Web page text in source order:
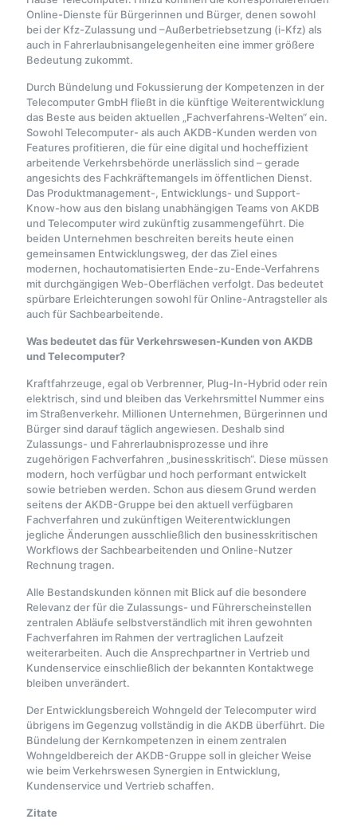
Online-Dienste für Bürgerinnen und Bürger, denen sowohl
bei der Kfz-Zulassung und –Außerbetriebsetzung (i-Kfz) als
auch in Fahrerlaubnisangelegenheiten eine immer größere
Bedeutung zukommt.
Durch Bündelung und Fokussierung der Kompetenzen in der
Telecomputer GmbH fließt in die künftige Weiterentwicklung
das Beste aus beiden aktuellen „Fachverfahrens-Welten“ ein.
Sowohl Telecomputer- als auch AKDB-Kunden werden von
Features profitieren, die für eine digital und hocheffizient
arbeitende Verkehrsbehörde unerlässlich sind – gerade
angesichts des Fachkräftemangels im öffentlichen Dienst.
Das Produktmanagement-, Entwicklungs- und Support-
Know-how aus den bislang unabhängigen Teams von AKDB
und Telecomputer wird zukünftig zusammengeführt. Die
beiden Unternehmen beschreiten bereits heute einen
gemeinsamen Entwicklungsweg, der das Ziel eines
modernen, hochautomatisierten Ende-zu-Ende-Verfahrens
mit durchgängigen Web-Oberflächen verfolgt. Das bedeutet
spürbare Erleichterungen sowohl für Online-Antragsteller als
auch für Sachbearbeitende.
Was bedeutet das für Verkehrswesen-Kunden von AKDB
und Telecomputer?
Kraftfahrzeuge, egal ob Verbrenner, Plug-In-Hybrid oder rein
elektrisch, sind und bleiben das Verkehrsmittel Nummer eins
im Straßenverkehr. Millionen Unternehmen, Bürgerinnen und
Bürger sind darauf täglich angewiesen. Deshalb sind
Zulassungs- und Fahrerlaubnisprozesse und ihre
zugehörigen Fachverfahren „businesskritisch“. Diese müssen
modern, hoch verfügbar und hoch performant entwickelt
sowie betrieben werden. Schon aus diesem Grund werden
seitens der AKDB-Gruppe bei den aktuell verfügbaren
Fachverfahren und zukünftigen Weiterentwicklungen
jegliche Änderungen ausschließlich den businesskritischen
Workflows der Sachbearbeitenden und Online-Nutzer
Rechnung tragen.
Alle Bestandskunden können mit Blick auf die besondere
Relevanz der für die Zulassungs- und Führerscheinstellen
zentralen Abläufe selbstverständlich mit ihren gewohnten
Fachverfahren im Rahmen der vertraglichen Laufzeit
weiterarbeiten. Auch die Ansprechpartner in Vertrieb und
Kundenservice einschließlich der bekannten Kontaktwege
bleiben unverändert.
Der Entwicklungsbereich Wohngeld der Telecomputer wird
übrigens im Gegenzug vollständig in die AKDB überführt. Die
Bündelung der Kernkompetenzen in einem zentralen
Wohngeldbereich der AKDB-Gruppe soll in gleicher Weise
wie beim Verkehrswesen Synergien in Entwicklung,
Kundenservice und Vertrieb schaffen.
Zitate